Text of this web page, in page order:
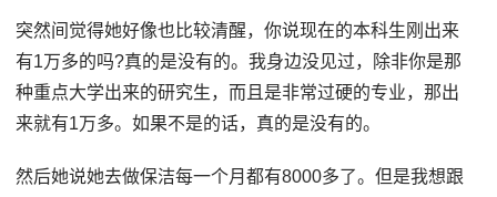
突然间觉得她好像也比较清醒，你说现在的本科生刚出来
有1万多的吗?真的是没有的。我身边没见过，除非你是那
种重点大学出来的研究生，而且是非常过硬的专业，那出
来就有1万多。如果不是的话，真的是没有的。
然后她说她去做保洁每一个月都有8000多了。但是我想跟